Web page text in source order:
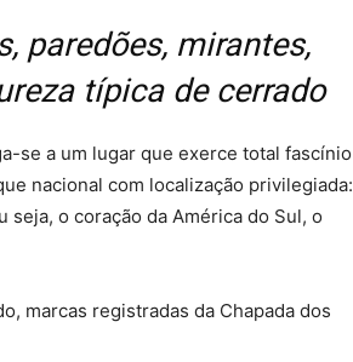
paredões, mirantes,
típica de cerrado
se a um lugar que exerce total fascínio
nacional com localização privilegiada:
o coração da América do Sul, o
marcas registradas da Chapada dos